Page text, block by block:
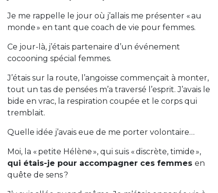
Je me rappelle le jour où j’allais me présenter « au
monde » en tant que coach de vie pour femmes.
Ce jour-là, j’étais partenaire d’un événement
cocooning spécial femmes.
J’étais sur la route, l’angoisse commençait à monter,
tout un tas de pensées m’a traversé l’esprit. J’avais le
bide en vrac, la respiration coupée et le corps qui
tremblait.
Quelle idée j’avais eue de me porter volontaire…
Moi, la « petite Hélène », qui suis « discrète, timide »,
qui étais-je pour accompagner ces femmes en
quête de sens ?